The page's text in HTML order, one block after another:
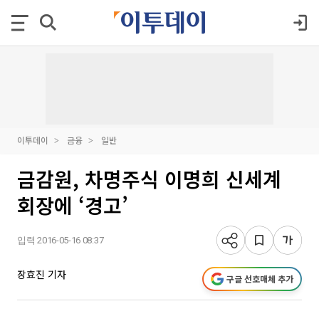
이투데이 금융 일반
금감원, 차명주식 이명희 신세계
회장에 ‘경고’
입력 2016-05-16 08:37
장효진 기자 구글 선호매체 추가